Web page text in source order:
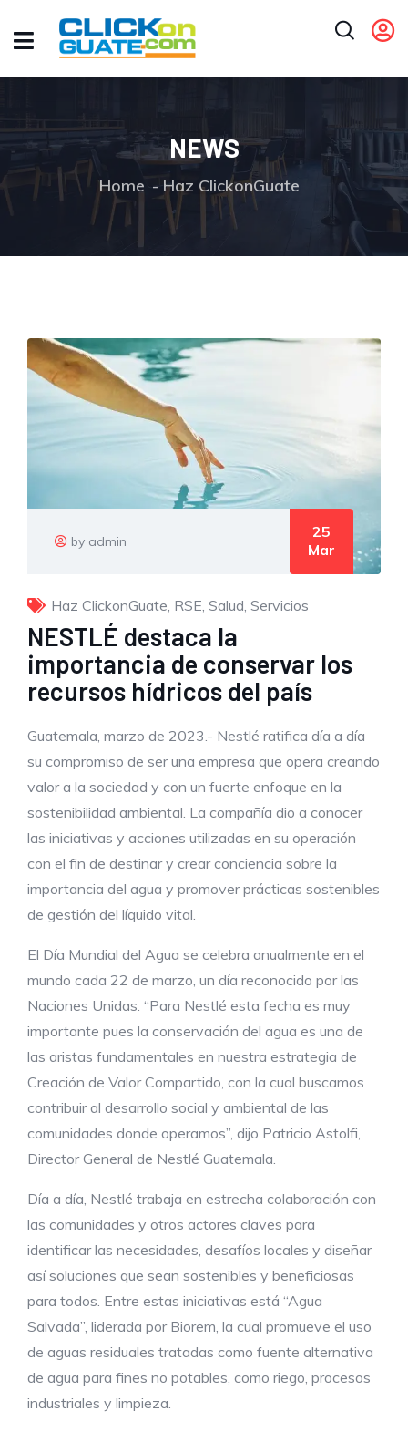
NEWS
Home Haz ClickonGuate
by admin
25
Mar
Haz ClickonGuate RSE Salud Servicios
NESTLÉ destaca la
importancia de conservar los
recursos hídricos del país
Guatemala, marzo de 2023.- Nestlé ratifica día a día
su compromiso de ser una empresa que opera creando
valor a la sociedad y con un fuerte enfoque en la
sostenibilidad ambiental. La compañía dio a conocer
las iniciativas y acciones utilizadas en su operación
con el fin de destinar y crear conciencia sobre la
importancia del agua y promover prácticas sostenibles
de gestión del líquido vital.
El Día Mundial del Agua se celebra anualmente en el
mundo cada 22 de marzo, un día reconocido por las
Naciones Unidas. “Para Nestlé esta fecha es muy
importante pues la conservación del agua es una de
las aristas fundamentales en nuestra estrategia de
Creación de Valor Compartido, con la cual buscamos
contribuir al desarrollo social y ambiental de las
comunidades donde operamos”, dijo Patricio Astolfi,
Director General de Nestlé Guatemala.
Día a día, Nestlé trabaja en estrecha colaboración con
las comunidades y otros actores claves para
identificar las necesidades, desafíos locales y diseñar
así soluciones que sean sostenibles y beneficiosas
para todos. Entre estas iniciativas está “Agua
Salvada”, liderada por Biorem, la cual promueve el uso
de aguas residuales tratadas como fuente alternativa
de agua para fines no potables, como riego, procesos
industriales y limpieza.